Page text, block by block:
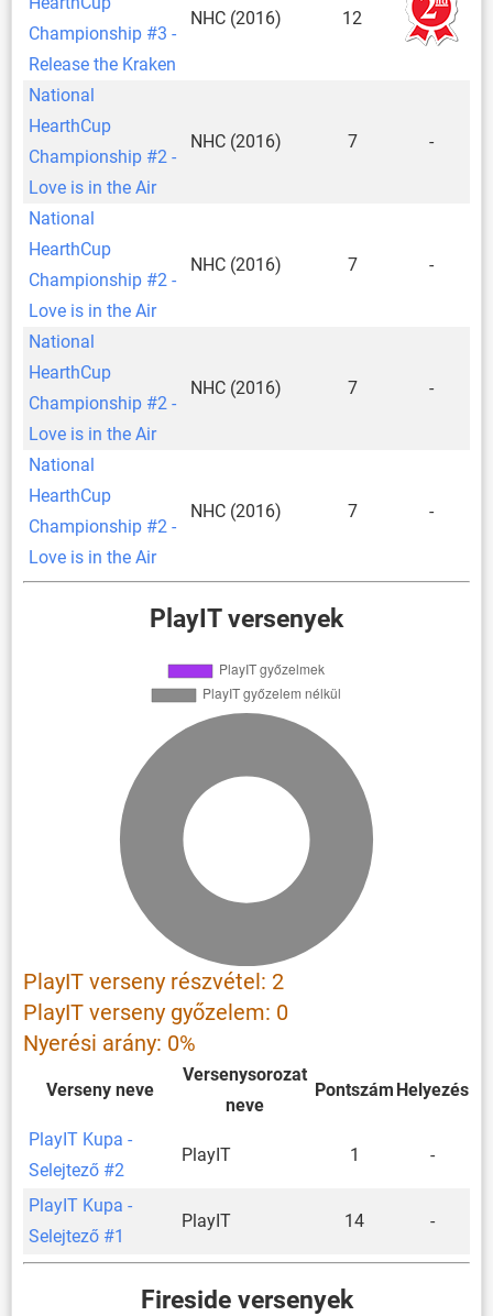
Championship #3 -
Release the Kraken
NHC (2016) 12
National
HearthCup
Championship #2 -
Love is in the Air
NHC (2016) 7 -
National
HearthCup
Championship #2 -
Love is in the Air
NHC (2016) 7 -
National
HearthCup
Championship #2 -
Love is in the Air
NHC (2016) 7 -
National
HearthCup
Championship #2 -
Love is in the Air
NHC (2016) 7 -
PlayIT versenyek
PlayIT verseny részvétel: 2
PlayIT verseny győzelem: 0
Nyerési arány: 0%
Verseny neve
Versenysorozat
neve
Pontszám Helyezés
PlayIT Kupa -
Selejtező #2
PlayIT 1 -
PlayIT Kupa -
Selejtező #1
PlayIT 14 -
Fireside versenyek